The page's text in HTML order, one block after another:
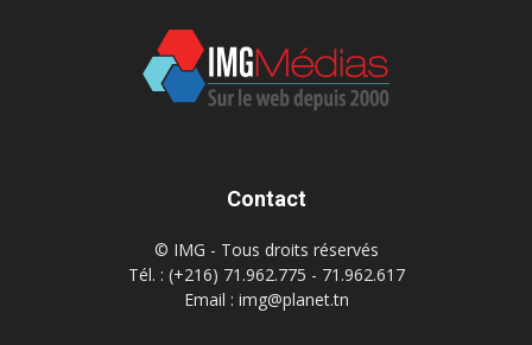
Contact
© IMG - Tous droits réservés
Tél. : (+216) 71.962.775 - 71.962.617
Email : img@planet.tn